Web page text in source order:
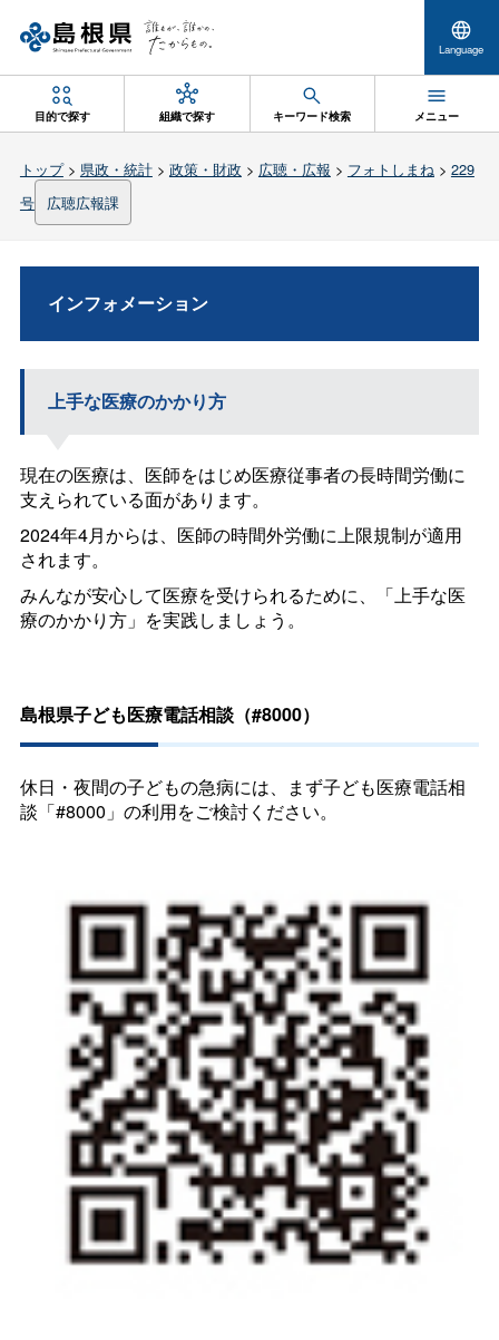
Language
目的で探す 組織で探す キーワード検索 メニュー
トップ> 県政・統計> 政策・財政 > 広聴・広報 > フォトしまね> 229
号
広聴広報課
インフォメーション
上手な医療のかかり方
現在の医療は、医師をはじめ医療従事者の長時間労働に
支えられている面があります。
2024年4月からは、医師の時間外労働に上限規制が適用
されます。
みんなが安心して医療を受けられるために、「上手な医
療のかかり方」を実践しましょう。
島根県子ども医療電話相談（#8000）
休日・夜間の子どもの急病には、まず子ども医療電話相
談「#8000」の利用をご検討ください。